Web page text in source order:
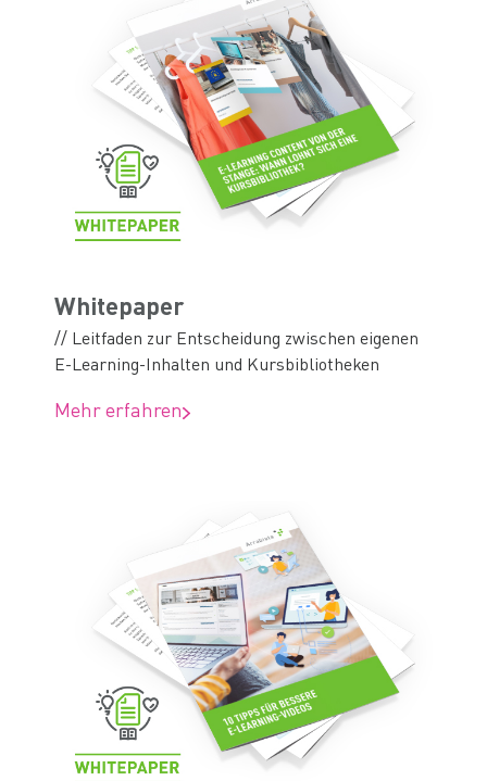
Whitepaper
// Leitfaden zur Entscheidung zwischen eigenen
E-Learning-Inhalten und Kursbibliotheken
Mehr erfahren